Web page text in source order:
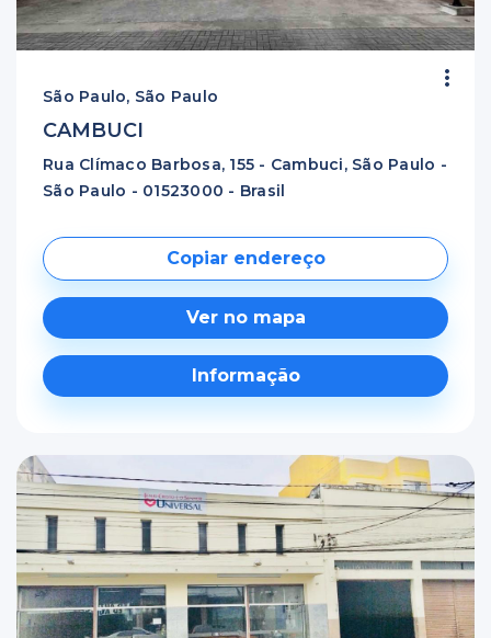
São Paulo, São Paulo
CAMBUCI
Rua Clímaco Barbosa, 155 - Cambuci, São Paulo -
São Paulo - 01523000 - Brasil
Copiar endereço
Ver no mapa
Informação